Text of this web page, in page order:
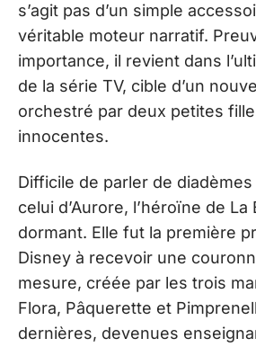
s’agit pas d’un simple
véritable moteur narratif.
importance, il revient dans
de la série TV, cible d’un
orchestré par deux petites
innocentes.
Difficile de parler de
celui d’Aurore, l’héroïne de La
dormant. Elle fut la première
Disney à recevoir une
mesure, créée par les trois
Flora, Pâquerette et
dernières, devenues